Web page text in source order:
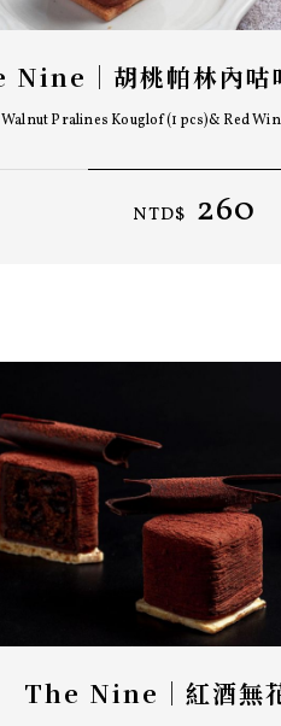
Walnut Pralines Kouglof(1 pcs)& Red
NTD$ 260
The Nine｜紅酒無